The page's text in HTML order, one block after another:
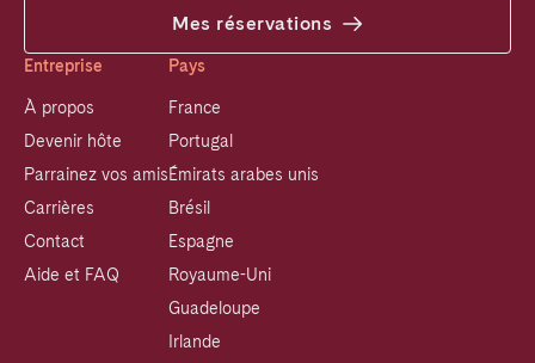
Mes réservations
Entreprise
À propos
Devenir hôte
Parrainez vos amis
Carrières
Contact
Aide et FAQ
Pays
France
Portugal
Émirats arabes unis
Brésil
Espagne
Royaume-Uni
Guadeloupe
Irlande